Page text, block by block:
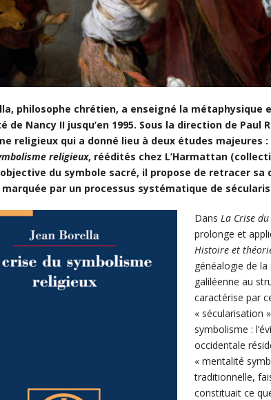
philosophe chrétien, a enseigné la métaphysique
de Nancy II jusqu’en 1995. Sous la direction de
religieux qui a donné lieu à deux études majeures :
religieux, réédités chez L’Harmattan
du symbole sacré, il propose de retracer sa
marquée par un processus systématique de
Dans La Crise
prolonge et
Histoire et
généalogie de
galiléenne au
caractérise par
« sécularisation
symbolisme :
occidentale
« mentalité
traditionnelle,
constituait ce